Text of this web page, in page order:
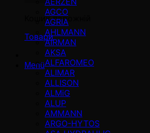
Кошик порожній
Товари
Menü
AGCO
AGRIA
AHLMANN
AIRMAN
AKSA
ALFAROMEO
ALIMAR
ALLISON
ALMiG
ALUP
AMMANN
ARGO-HYTOS